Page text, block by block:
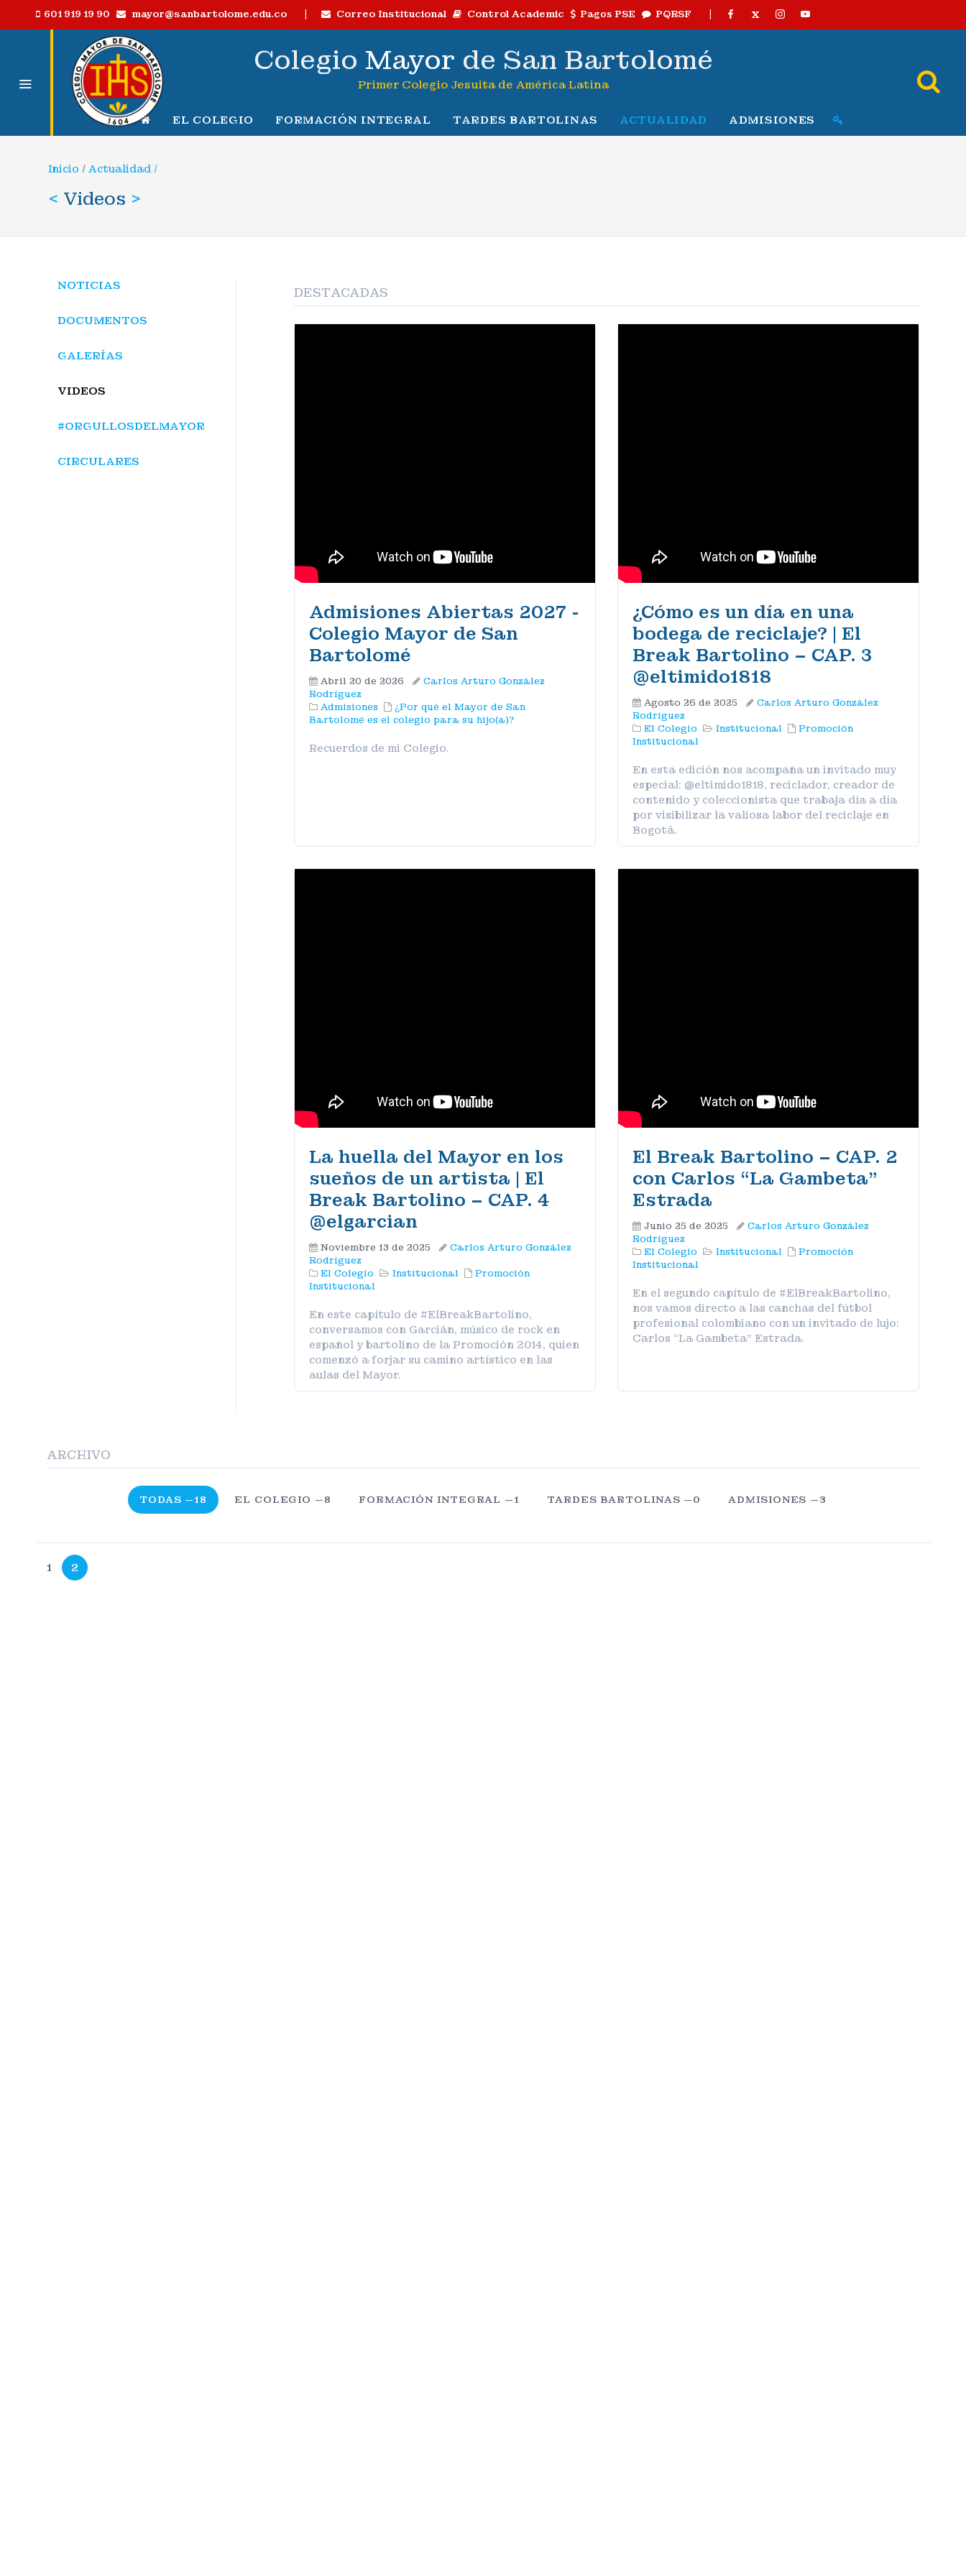
601 919 19 90 mayor@sanbartolome.edu.co | Correo Institucional Control Academic Pagos PSE PQRSF | X
Colegio Mayor de San Bartolomé
Primer Colegio Jesuita de América Latina
EL COLEGIO FORMACIÓN INTEGRAL TARDES BARTOLINAS ACTUALIDAD ADMISIONES
Inicio /Actualidad /
< Videos >
NOTICIAS
DOCUMENTOS
GALERÍAS
VIDEOS
#ORGULLOSDELMAYOR
CIRCULARES
DESTACADAS
Admisiones Abiertas 2027 -
Colegio Mayor de San
Bartolomé
Abril 20 de 2026
Carlos Arturo González
Rodríguez
Admisiones
¿Por qué el Mayor de San
Bartolomé es el colegio para su hijo(a)?
Recuerdos de mi Colegio.
La huella del Mayor en los
sueños de un artista | El
Break Bartolino – CAP. 4
‪@elgarcian‬
Noviembre 13 de 2025
Carlos Arturo González
Rodríguez
El Colegio
Institucional
Promoción
Institucional
En este capítulo de #ElBreakBartolino,
conversamos con Garcián, músico de rock en
español y bartolino de la Promoción 2014, quien
comenzó a forjar su camino artístico en las
aulas del Mayor.
¿Cómo es un día en una
bodega de reciclaje? | El
Break Bartolino – CAP. 3
‪@eltimido1818‬
Agosto 26 de 2025
Carlos Arturo González
Rodríguez
El Colegio
Institucional
Promoción
Institucional
En esta edición nos acompaña un invitado muy
especial: @eltimido1818, reciclador, creador de
contenido y coleccionista que trabaja día a día
por visibilizar la valiosa labor del reciclaje en
Bogotá.
El Break Bartolino – CAP. 2
con Carlos “La Gambeta”
Estrada
Junio 25 de 2025
Carlos Arturo González
Rodríguez
El Colegio
Institucional
Promoción
Institucional
En el segundo capítulo de #ElBreakBartolino,
nos vamos directo a las canchas del fútbol
profesional colombiano con un invitado de lujo:
Carlos “La Gambeta” Estrada.
ARCHIVO
TODAS —18 EL COLEGIO —8 FORMACIÓN INTEGRAL —1 TARDES BARTOLINAS —0 ADMISIONES —3
1 2